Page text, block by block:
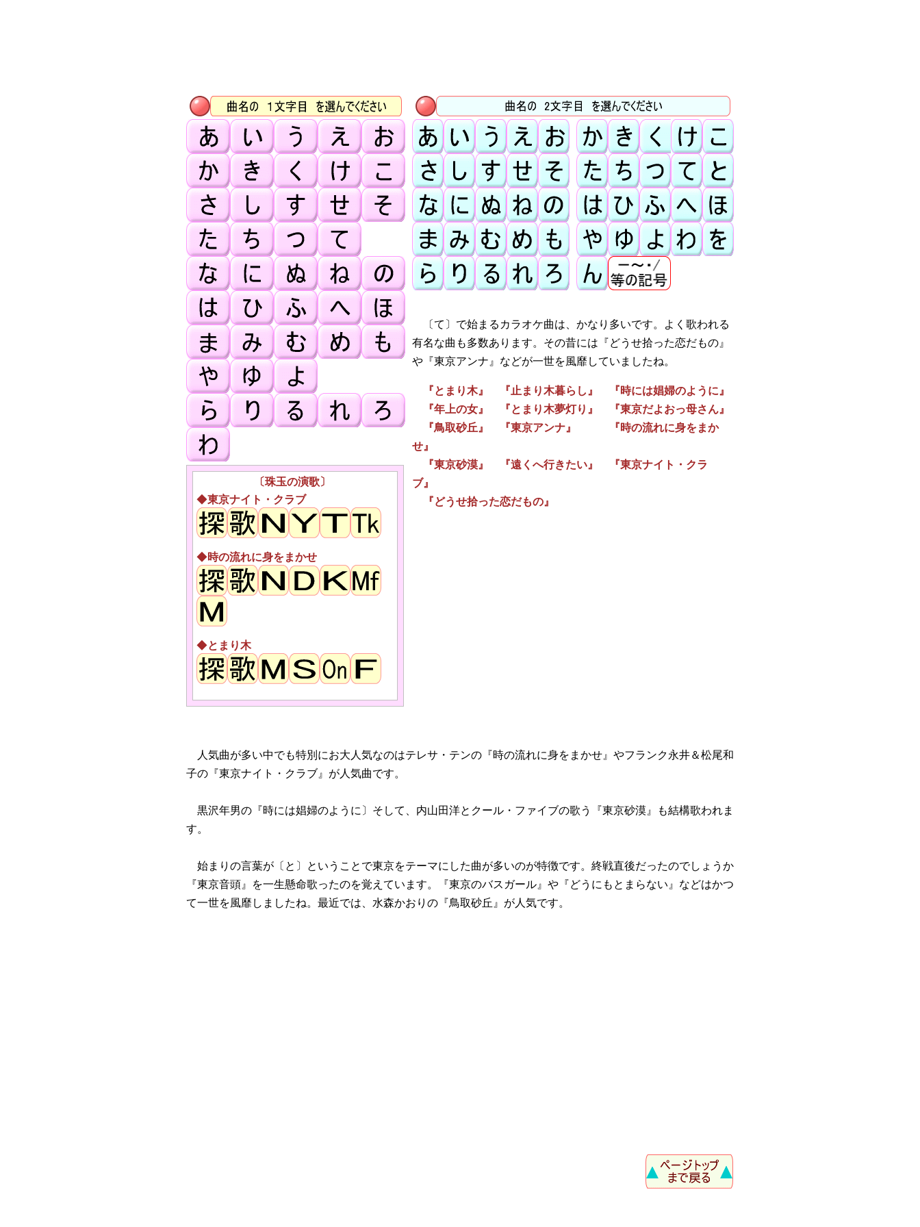
〔て〕で始まるカラオケ曲は、かなり多いです。よく歌われる
有名な曲も多数あります。その昔には『どうせ拾った恋だもの』
や『東京アンナ』などが一世を風靡していましたね。
『とまり木』 『止まり木暮らし』 『時には娼婦のように』
『年上の女』 『とまり木夢灯り』 『東京だよおっ母さん』
『鳥取砂丘』 『東京アンナ』 『時の流れに身をまか
せ』
『東京砂漠』 『遠くへ行きたい』 『東京ナイト・クラ
ブ』
『どうせ拾った恋だもの』
〔珠玉の演歌〕
◆東京ナイト・クラブ
◆時の流れに身をまかせ
◆とまり木
人気曲が多い中でも特別にお大人気なのはテレサ・テンの『時の流れに身をまかせ』やフランク永井＆松尾和
子の『東京ナイト・クラブ』が人気曲です。
黒沢年男の『時には娼婦のように〕そして、内山田洋とクール・ファイブの歌う『東京砂漠』も結構歌われま
す。
始まりの言葉が〔と〕ということで東京をテーマにした曲が多いのが特徴です。終戦直後だったのでしょうか
『東京音頭』を一生懸命歌ったのを覚えています。『東京のバスガール』や『どうにもとまらない』などはかつ
て一世を風靡しましたね。最近では、水森かおりの『鳥取砂丘』が人気です。